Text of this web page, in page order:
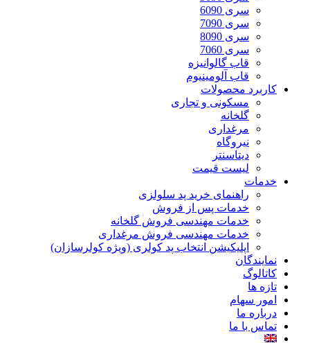
سری 6090
سری 7090
سری 8090
سری 7060
قاب گالوانیزه
قاب آلومینیوم
کاربرد محصولات
مسکونی و تجاری
گلخانه
مرغداری
نیروگاه
دیتاسنتر
لیست قیمت
خدمات
راهنمای خرید پد سلولزی
خدمات پس از فروش
خدمات مهندسی فروش گلخانه
خدمات مهندسی فروش مرغداری
اپلیکیشن انتخاب پد کولری (ویژه کولرسازان)
نمایندگان
کاتالوگ
تازه ها
امور سهام
درباره ما
تماس با ما